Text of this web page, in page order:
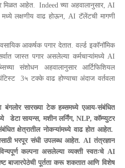
मिळत आहेत. Indeed च्या अहवालानुसार, AI
मध्ये लक्षणीय वाढ होऊन, AI टॅलेंटची मागणी
आकर्षक पगार देतात. वर्ल्ड इकॉनॉमिक
जास्त पगार असलेल्या कर्मचाऱ्यांमध्ये AI
संशोधन अहवालानुसार आर्टिफिशियल
3५ टक्के वाढ होण्याचा अंदाज वर्तवला
बंगलोर सारख्या टेक हब्समध्ये एआय-संबंधित
डेटा सायन्स, मशीन लर्निंग, NLP, कॉम्प्युटर
क्षेत्रातील नोकऱ्यांमध्ये वाढ होत आहेत.
भरपूर संधी उपलब्ध आहेत. AI तंत्रज्ञान
कल्पना असलेल्या व्यक्ती स्वतःचे AI
बाजारपेठेची पूर्तता करू शकतात आणि विशेष